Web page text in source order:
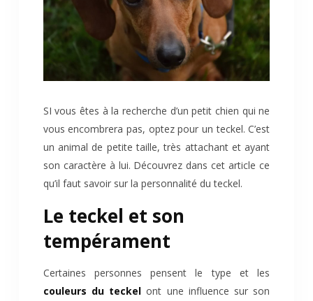
SI vous êtes à la recherche d’un petit chien qui ne
vous encombrera pas, optez pour un teckel. C’est
un animal de petite taille, très attachant et ayant
son caractère à lui. Découvrez dans cet article ce
qu’il faut savoir sur la personnalité du teckel.
Le teckel et son
tempérament
Certaines personnes pensent le type et les
couleurs du teckel ont une influence sur son